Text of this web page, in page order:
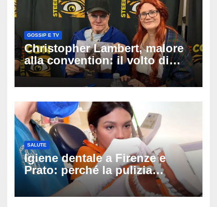
GOSSIP E TV
Christopher Lambert, malore
alla convention: il volto di
Highlander trasportato via in
ambulanza davanti ai fan
SALUTE
Igiene dentale a Firenze e
Prato: perché la pulizia
professionale è il primo passo
per prevenire la carie